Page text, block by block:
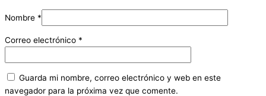
Nombre *
Correo electrónico *
Guarda mi nombre, correo electrónico y web en este
navegador para la próxima vez que comente.